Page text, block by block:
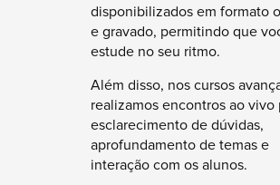
disponibilizados em formato
e gravado, permitindo que
estude no seu ritmo.
Além disso, nos cursos
realizamos encontros ao vivo
esclarecimento de dúvidas,
aprofundamento de temas e
interação com os alunos.